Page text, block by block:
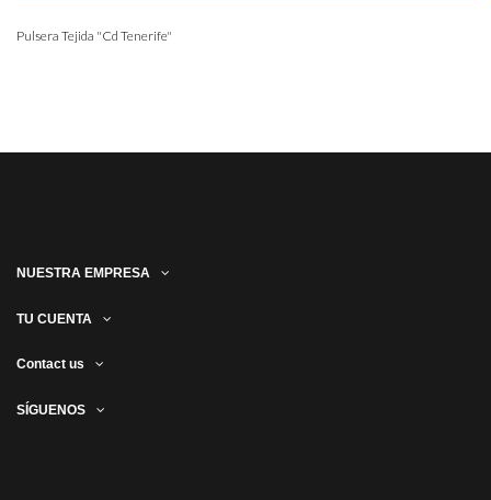
Pulsera Tejida "Cd Tenerife"
NUESTRA EMPRESA
TU CUENTA
Contact us
SÍGUENOS